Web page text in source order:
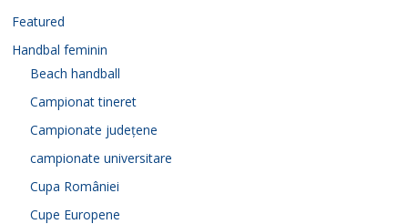
Featured
Handbal feminin
Beach handball
Campionat tineret
Campionate județene
campionate universitare
Cupa României
Cupe Europene